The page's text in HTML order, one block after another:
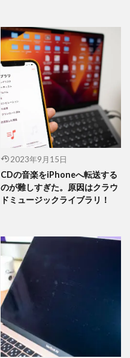
2023年9月15日
CDの音楽をiPhoneへ転送する
のが難しすぎた。原因はクラウ
ドミュージックライブラリ！